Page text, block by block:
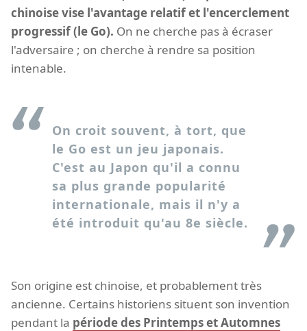
chinoise vise l'avantage relatif et l'encerclement
progressif (le Go). On ne cherche pas à écraser
l'adversaire ; on cherche à rendre sa position
intenable.
On croit souvent, à tort, que
le Go est un jeu japonais.
C'est au Japon qu'il a connu
sa plus grande popularité
internationale, mais il n'y a
été introduit qu'au 8e siècle.
Son origine est chinoise, et probablement très
ancienne. Certains historiens situent son invention
pendant la période des Printemps et Automnes